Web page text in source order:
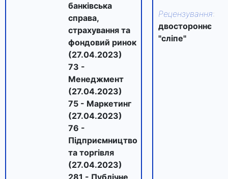
банківська
справа,
страхування та
фондовий ринок
(27.04.2023)
73 -
Менеджмент
(27.04.2023)
75 - Маркетинг
(27.04.2023)
76 -
Підприємництво
та торгівля
(27.04.2023)
281 - Публічне
Рецензування:
двостороннє
"сліпе"